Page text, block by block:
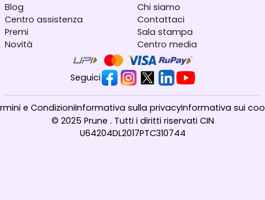
Blog
Centro assistenza
Premi
Novità
Chi siamo
Contattaci
Sala stampa
Centro media
Seguici
© 2025 Prune . Tutti i diritti riservati CIN
U64204DL2017PTC310744
e CondizioniInformativa sulla privacyInformativa sui